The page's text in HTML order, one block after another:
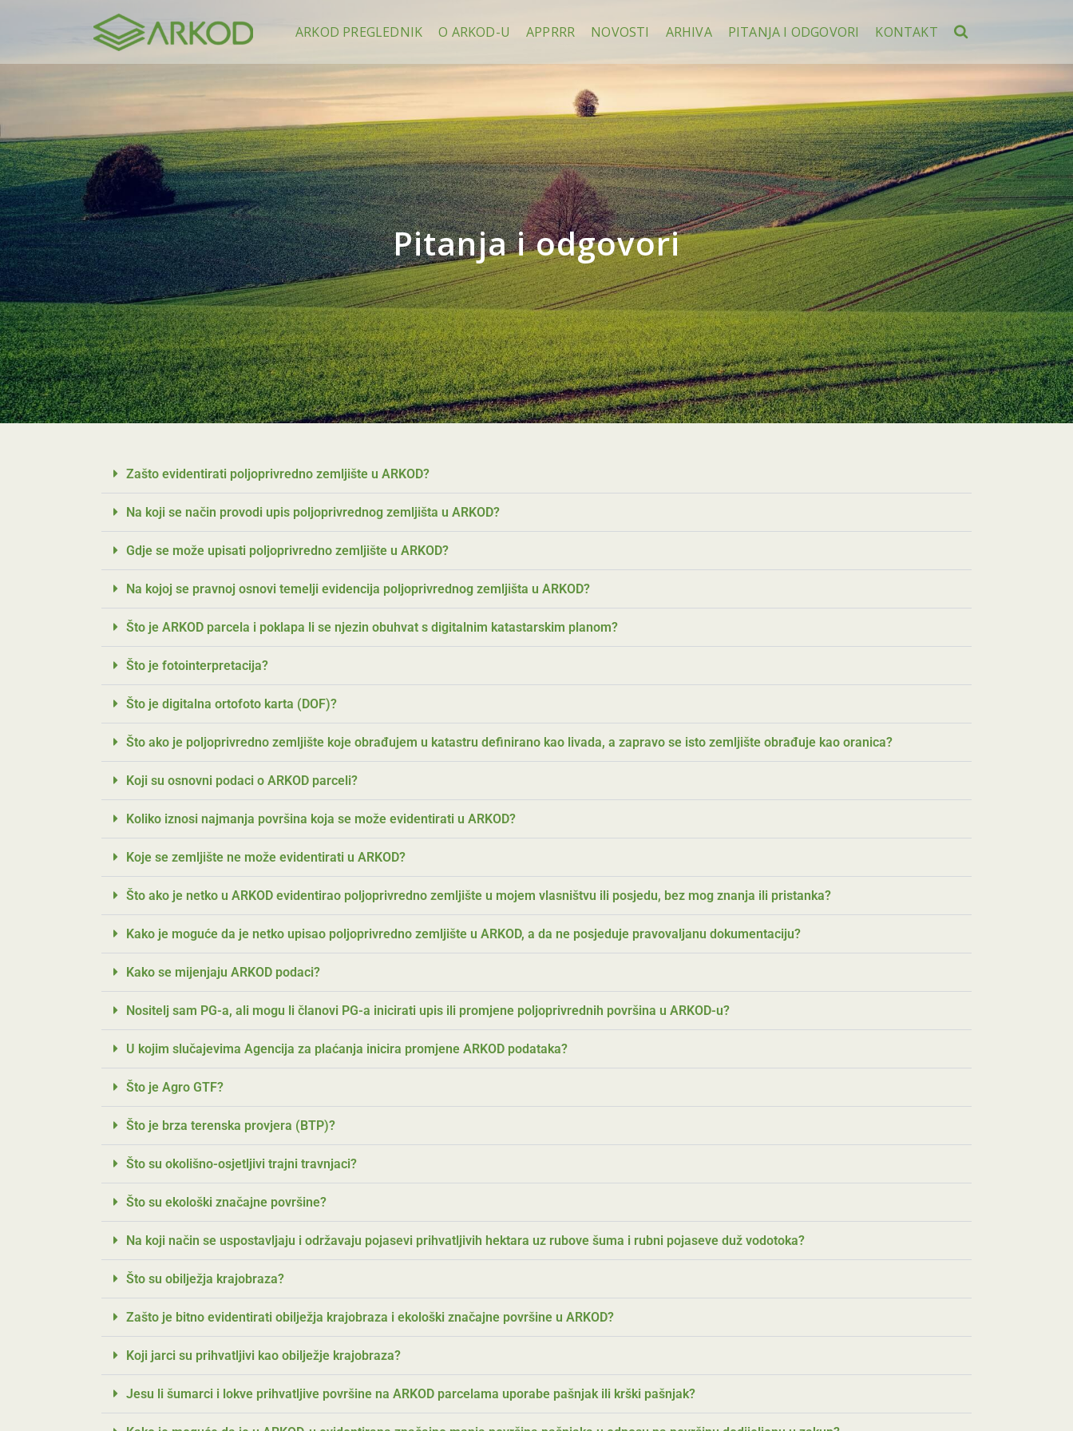
ARKOD PREGLEDNIK
O ARKOD-U APPRRR NOVOSTI ARHIVA PITANJA I ODGOVORI KONTAKT
Pitanja i odgovori
Zašto evidentirati poljoprivredno zemljište u ARKOD?
Na koji se način provodi upis poljoprivrednog zemljišta u ARKOD?
Gdje se može upisati poljoprivredno zemljište u ARKOD?
Na kojoj se pravnoj osnovi temelji evidencija poljoprivrednog zemljišta u ARKOD?
Što je ARKOD parcela i poklapa li se njezin obuhvat s digitalnim katastarskim planom?
Što je fotointerpretacija?
Što je digitalna ortofoto karta (DOF)?
Što ako je poljoprivredno zemljište koje obrađujem u katastru definirano kao livada, a zapravo se isto zemljište obrađuje kao oranica?
Koji su osnovni podaci o ARKOD parceli?
Koliko iznosi najmanja površina koja se može evidentirati u ARKOD?
Koje se zemljište ne može evidentirati u ARKOD?
Što ako je netko u ARKOD evidentirao poljoprivredno zemljište u mojem vlasništvu ili posjedu, bez mog znanja ili pristanka?
Kako je moguće da je netko upisao poljoprivredno zemljište u ARKOD, a da ne posjeduje pravovaljanu dokumentaciju?
Kako se mijenjaju ARKOD podaci?
Nositelj sam PG-a, ali mogu li članovi PG-a inicirati upis ili promjene poljoprivrednih površina u ARKOD-u?
U kojim slučajevima Agencija za plaćanja inicira promjene ARKOD podataka?
Što je Agro GTF?
Što je brza terenska provjera (BTP)?
Što su okolišno-osjetljivi trajni travnjaci?
Što su ekološki značajne površine?
Na koji način se uspostavljaju i održavaju pojasevi prihvatljivih hektara uz rubove šuma i rubni pojaseve duž vodotoka?
Što su obilježja krajobraza?
Zašto je bitno evidentirati obilježja krajobraza i ekološki značajne površine u ARKOD?
Koji jarci su prihvatljivi kao obilježje krajobraza?
Jesu li šumarci i lokve prihvatljive površine na ARKOD parcelama uporabe pašnjak ili krški pašnjak?